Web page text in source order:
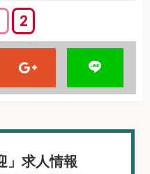
2
」求人情報